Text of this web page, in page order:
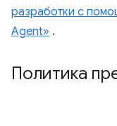
разработки с
Agent» .
Политика